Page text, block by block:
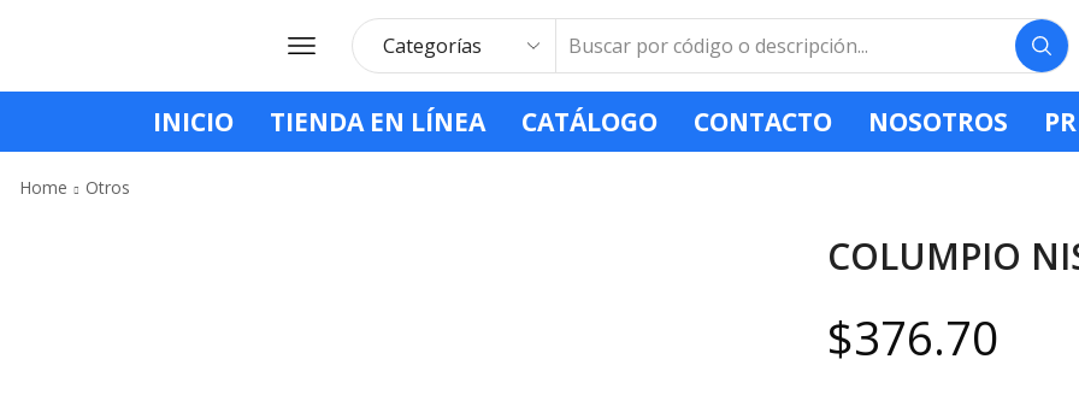
INICIO TIENDA EN LÍNEA CATÁLOGO CONTACTO NOSOTROS
Home Otros
COLUMPIO
$376.70